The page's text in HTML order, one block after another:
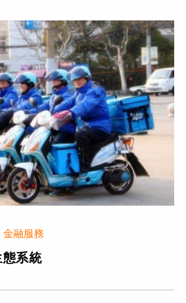
金融服務
系統